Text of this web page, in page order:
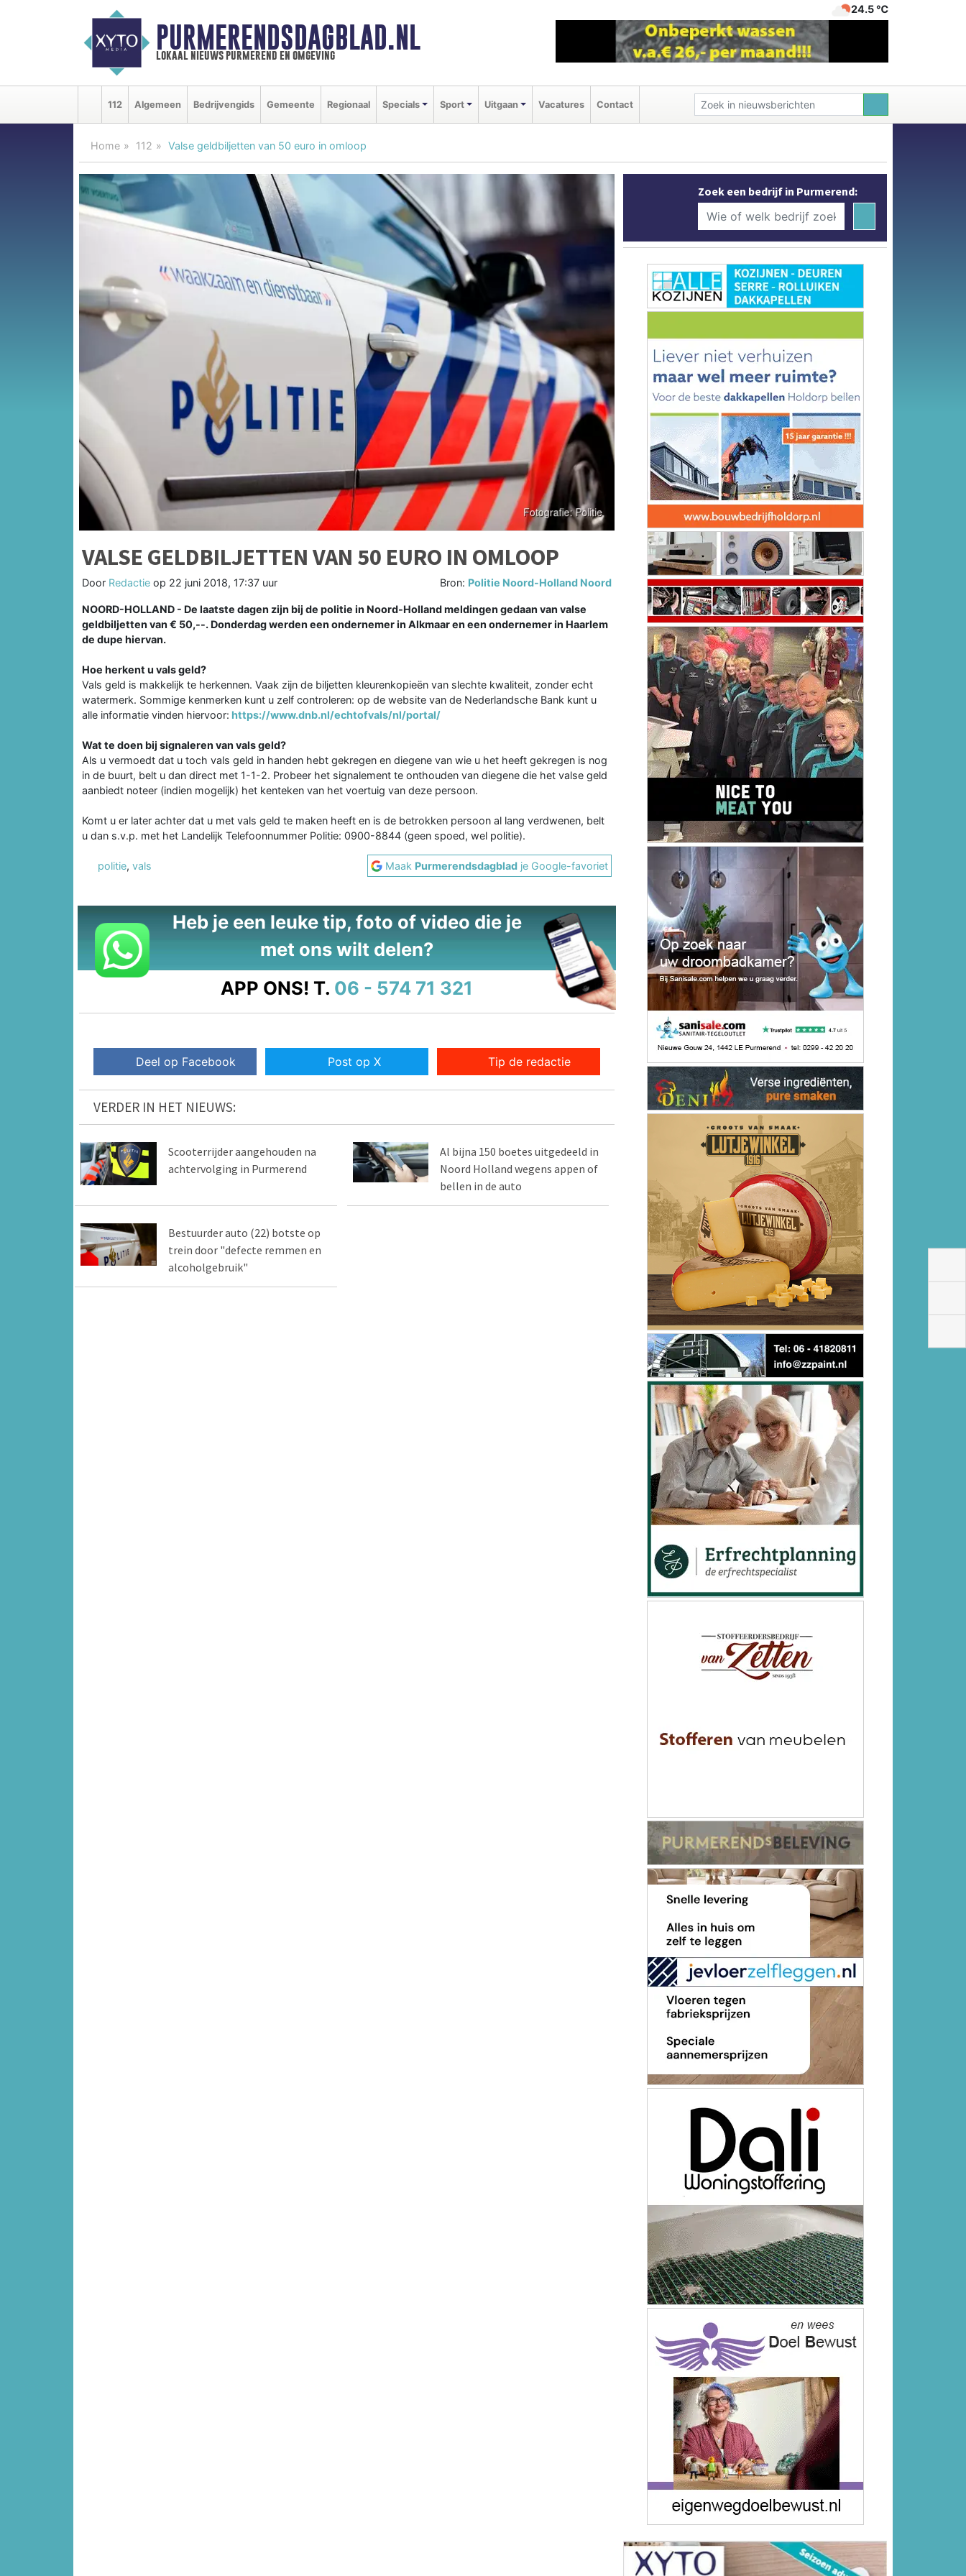
PURMERENDSDAGBLAD.NL
lokaal nieuws purmerend en omgeving
24.5 ℃
112 Algemeen Bedrijvengids Gemeente Regionaal Specials Sport Uitgaan Vacatures Contact
Home 112 Valse geldbiljetten van 50 euro in omloop
VALSE GELDBILJETTEN VAN 50 EURO IN OMLOOP
Door Redactie op 22 juni 2018, 17:37 uur Bron: Politie Noord-Holland Noord
NOORD-HOLLAND - De laatste dagen zijn bij de politie in Noord-Holland meldingen gedaan van valse
geldbiljetten van € 50,--. Donderdag werden een ondernemer in Alkmaar en een ondernemer in Haarlem
de dupe hiervan.
Hoe herkent u vals geld?
Vals geld is makkelijk te herkennen. Vaak zijn de biljetten kleurenkopieën van slechte kwaliteit, zonder echt
watermerk. Sommige kenmerken kunt u zelf controleren: op de website van de Nederlandsche Bank kunt u
alle informatie vinden hiervoor: https://www.dnb.nl/echtofvals/nl/portal/
Wat te doen bij signaleren van vals geld?
Als u vermoedt dat u toch vals geld in handen hebt gekregen en diegene van wie u het heeft gekregen is nog
in de buurt, belt u dan direct met 1-1-2. Probeer het signalement te onthouden van diegene die het valse geld
aanbiedt noteer (indien mogelijk) het kenteken van het voertuig van deze persoon.
Komt u er later achter dat u met vals geld te maken heeft en is de betrokken persoon al lang verdwenen, belt
u dan s.v.p. met het Landelijk Telefoonnummer Politie: 0900-8844 (geen spoed, wel politie).
politie, vals Maak Purmerendsdagblad je Google-favoriet
Heb je een leuke tip, foto of video die je
met ons wilt delen?
APP ONS! T. 06 - 574 71 321
Deel op Facebook Post op X Tip de redactie
VERDER IN HET NIEUWS:
Scooterrijder aangehouden na
achtervolging in Purmerend
Al bijna 150 boetes uitgedeeld in
Noord Holland wegens appen of
bellen in de auto
Bestuurder auto (22) botste op
trein door "defecte remmen en
alcoholgebruik"
Zoek een bedrijf in Purmerend: